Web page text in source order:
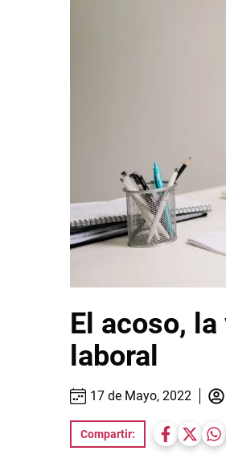
El acoso,
laboral
17 de Mayo, 2022
Compartir: